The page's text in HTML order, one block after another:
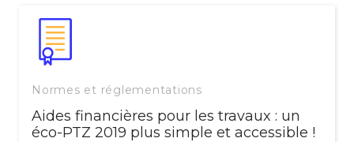
Normes et réglementations
Aides financières pour les travaux : un
éco-PTZ 2019 plus simple et accessible !